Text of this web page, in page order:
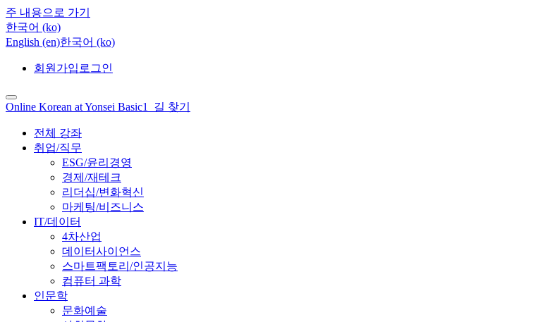
주 내용으로 가기
한국어 ‎(ko)‎
English ‎(en)‎한국어 ‎(ko)‎
회원가입 로그인
Online Korean at Yonsei Basic1_길 찾기
전체 강좌
취업/직무
ESG/윤리경영
경제/재테크
리더십/변화혁신
마케팅/비즈니스
IT/데이터
4차산업
데이터사이언스
스마트팩토리/인공지능
컴퓨터 과학
인문학
문화예술